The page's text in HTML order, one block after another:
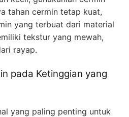
tahan cermin tetap kuat,
yang terbuat dari material
tekstur yang mewah,
rayap.
pada Ketinggian yang
yang paling penting untuk